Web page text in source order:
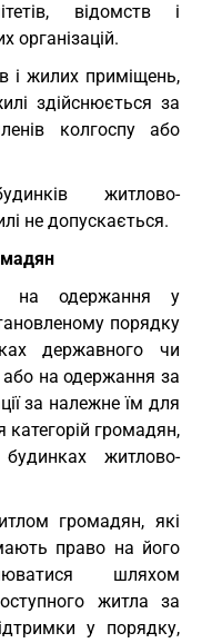
відомств і
організацій.
і жилих приміщень,
здійснюється за
колгоспу або
житлово-
не допускається.
на одержання у
порядку
державного чи
на одержання за
за належне їм для
громадян,
житлово-
громадян, які
право на його
шляхом
житла за
у порядку,